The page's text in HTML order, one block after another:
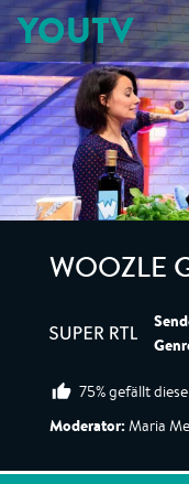
YOUTV
WOOZLE
75% gefällt
Moderator: Maria